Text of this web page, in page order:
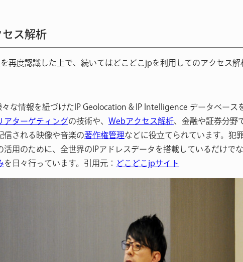
ス解析
再度認識した上で、続いてはどこどこjpを利用してのアクセス解
々な情報を紐づけたIP Geolocation & IP Intelligence データベース
アターゲティングの技術や、 Webアクセス解析、金融や証券分野
信される映像や音楽の著作権管理などに役立てられています。犯
用のために、全世界のIPアドレスデータを搭載しているだけでな
を日々行っています。引用元： どこどこjpサイト